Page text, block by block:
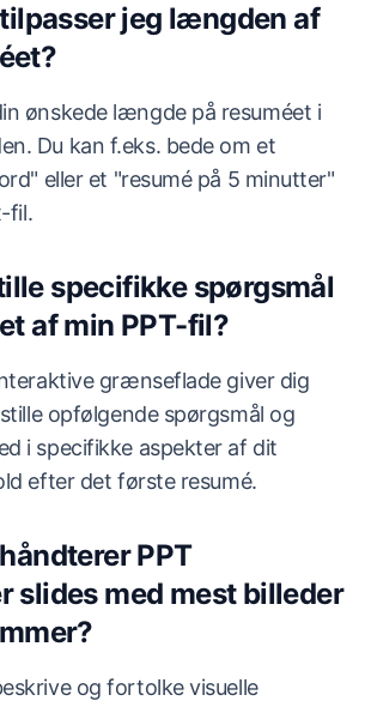
jeg længden af
ønskede længde på resuméet i
Du kan f.eks. bede om et
eller et "resumé på 5 minutter"
fil.
specifikke spørgsmål
af min PPT-fil?
grænseflade giver dig
opfølgende spørgsmål og
i specifikke aspekter af dit
efter det første resumé.
PPT
slides med mest billeder
og fortolke visuelle